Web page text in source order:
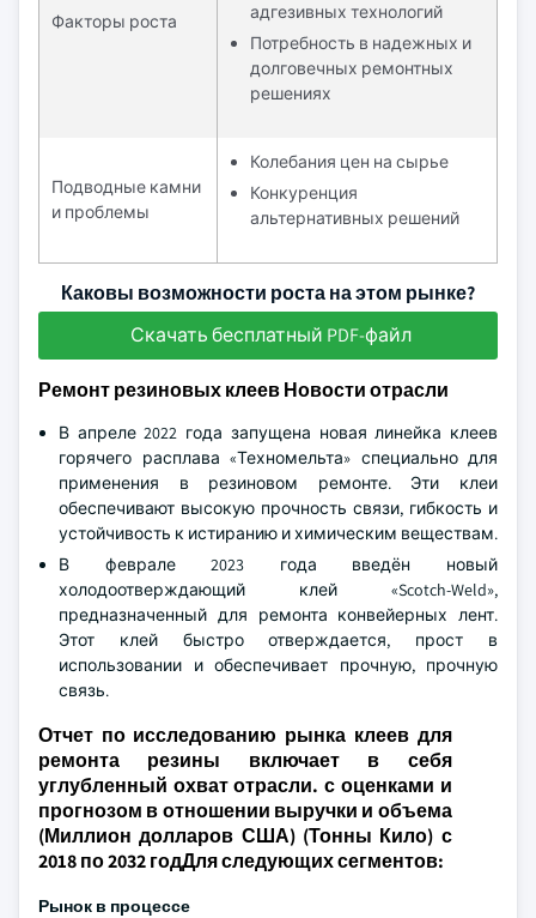
Факторы роста
адгезивных технологий
Потребность в надежных и
долговечных ремонтных
решениях
Подводные камни
и проблемы
Колебания цен на сырье
Конкуренция
альтернативных решений
Каковы возможности роста на этом рынке?
Скачать бесплатный PDF-файл
Ремонт резиновых клеев Новости отрасли
В апреле 2022 года запущена новая линейка клеев
горячего расплава «Техномельта» специально для
применения в резиновом ремонте. Эти клеи
обеспечивают высокую прочность связи, гибкость и
устойчивость к истиранию и химическим веществам.
В феврале 2023 года введён новый
холодоотверждающий клей «Scotch-Weld»,
предназначенный для ремонта конвейерных лент.
Этот клей быстро отверждается, прост в
использовании и обеспечивает прочную, прочную
связь.
Отчет по исследованию рынка клеев для
ремонта резины включает в себя
углубленный охват отрасли. с оценками и
прогнозом в отношении выручки и объема
(Миллион долларов США) (Тонны Кило) с
2018 по 2032 годДля следующих сегментов:
Рынок в процессе